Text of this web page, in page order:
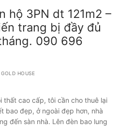
hộ 3PN dt 121m2 –
trang bị đầy đủ
090 696
HOUSE
thất cao cấp, tôi cần cho thuê lại
bao đẹp, ở ngoài đẹp hơn, nhà
đến sàn nhà. Lên đèn bao lung